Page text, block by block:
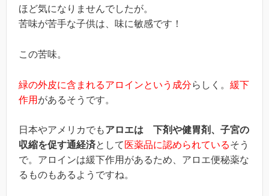
ほど気になりませんでしたが。
苦味が苦手な子供は、味に敏感です！
この苦味。
緑の外皮に含まれるアロインという成分らしく。 緩下
作用 があるそうです。
日本やアメリカでもアロエは 下剤や健胃剤、子宮の
収縮を促す通経済として 医薬品に認められているそう
で。 アロインは緩下作用があるため、アロエ便秘薬な
るものもあるようですね。